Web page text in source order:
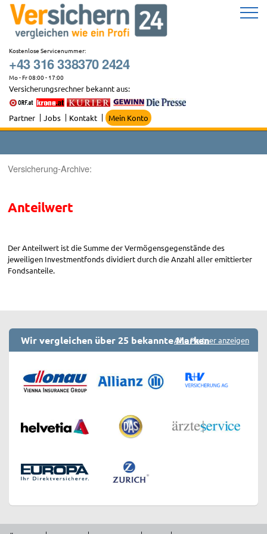
Zum
Inhalt
springen
Kostenlose Servicenummer:
+43 316 338370 2424
Mo - Fr 08:00 - 17:00
Versicherungsrechner bekannt aus:
Partner Jobs Kontakt Mein Konto
Versicherung-Archive:
Anteilwert
Der Anteilwert ist die Summe der Vermögensgegenstände des
jeweiligen Investmentfonds dividiert durch die Anzahl aller emittierter
Fondsanteile.
Wir vergleichen über 25 bekannte MarkenAlle Partner anzeigen